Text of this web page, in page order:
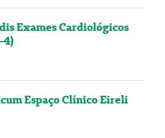
Exames Cardiológicos
4)
Espaço Clínico Eireli